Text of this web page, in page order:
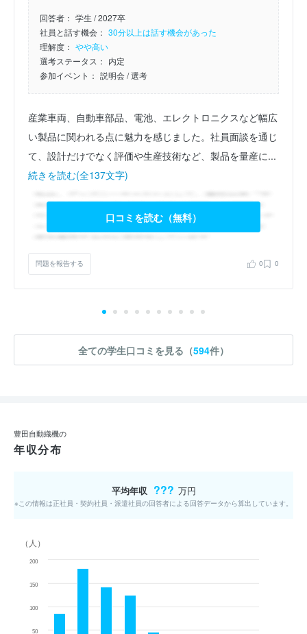
回答者： 学生 / 2027卒
社員と話す機会： 30分以上は話す機会があった
理解度： やや高い
選考ステータス： 内定
参加イベント： 説明会/ 選考
産業車両、自動車部品、電池、エレクトロニクスなど幅広
い製品に関われる点に魅力を感じました。社員面談を通じ
て、設計だけでなく評価や生産技術など、製品を量産に...
続きを読む(全137文字)
口コミを読む（無料）
問題を報告する 0 0
全ての学生口コミを見る（594件）
豊田自動織機の
年収分布
平均年収 ??? 万円
※この情報は正社員・契約社員・派遣社員の回答者による回答データから算出しています。
（人）
50
100
150
200